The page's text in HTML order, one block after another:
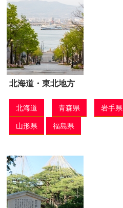
北海道・東北地方
北海道 青森県 岩手県
山形県
福島県